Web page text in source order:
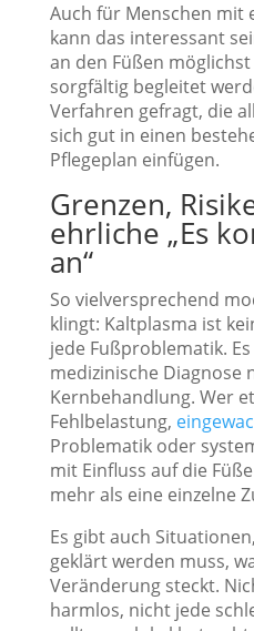
Auch für Menschen mit
kann das interessant
an den Füßen
sorgfältig begleitet
Verfahren gefragt, die
sich gut in einen
Pflegeplan einfügen.
Grenzen,
ehrliche „Es
an“
So vielversprechend
klingt: Kaltplasma ist
jede Fußproblematik.
medizinische Diagnose
Kernbehandlung. Wer
Fehlbelastung,
Problematik oder
mit Einfluss auf die
mehr als eine einzelne
Es gibt auch
geklärt werden muss,
Veränderung steckt.
harmlos, nicht jede